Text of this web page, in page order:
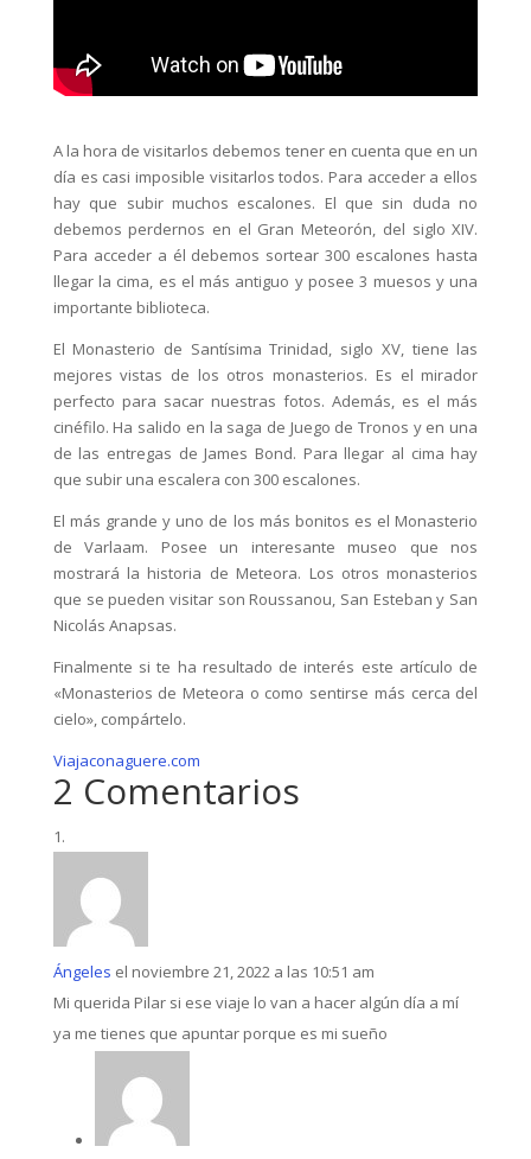
A la hora de visitarlos debemos tener en cuenta que en un
día es casi imposible visitarlos todos. Para acceder a ellos
hay que subir muchos escalones. El que sin duda no
debemos perdernos en el Gran Meteorón, del siglo XIV.
Para acceder a él debemos sortear 300 escalones hasta
llegar la cima, es el más antiguo y posee 3 muesos y una
importante biblioteca.
El Monasterio de Santísima Trinidad, siglo XV, tiene las
mejores vistas de los otros monasterios. Es el mirador
perfecto para sacar nuestras fotos. Además, es el más
cinéfilo. Ha salido en la saga de Juego de Tronos y en una
de las entregas de James Bond. Para llegar al cima hay
que subir una escalera con 300 escalones.
El más grande y uno de los más bonitos es el Monasterio
de Varlaam. Posee un interesante museo que nos
mostrará la historia de Meteora. Los otros monasterios
que se pueden visitar son Roussanou, San Esteban y San
Nicolás Anapsas.
Finalmente si te ha resultado de interés este artículo de
«Monasterios de Meteora o como sentirse más cerca del
cielo», compártelo.
Viajaconaguere.com
2 Comentarios
Ángeles el noviembre 21, 2022 a las 10:51 am
Mi querida Pilar si ese viaje lo van a hacer algún día a mí
ya me tienes que apuntar porque es mi sueño